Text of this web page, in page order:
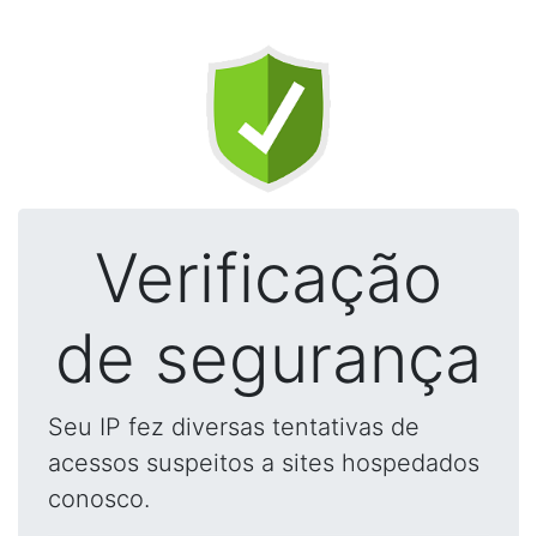
Verificação
de segurança
Seu IP fez diversas tentativas de
acessos suspeitos a sites hospedados
conosco.